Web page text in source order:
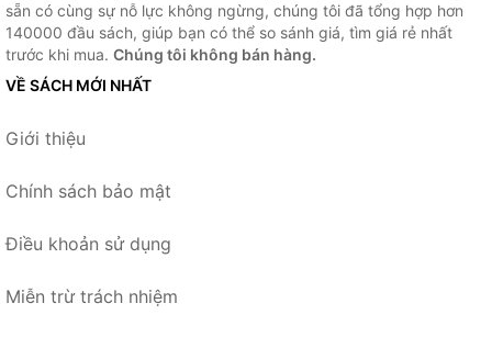
sẵn có cùng sự nỗ lực không ngừng, chúng tôi đã tổng hợp hơn
140000 đầu sách, giúp bạn có thể so sánh giá, tìm giá rẻ nhất
trước khi mua. Chúng tôi không bán hàng.
VỀ SÁCH MỚI NHẤT
Giới thiệu
Chính sách bảo mật
Điều khoản sử dụng
Miễn trừ trách nhiệm